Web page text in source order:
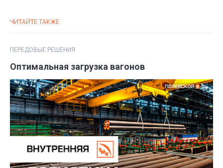
ЧИТАЙТЕ ТАКЖЕ
ПЕРЕДОВЫЕ РЕШЕНИЯ
Оптимальная загрузка вагонов